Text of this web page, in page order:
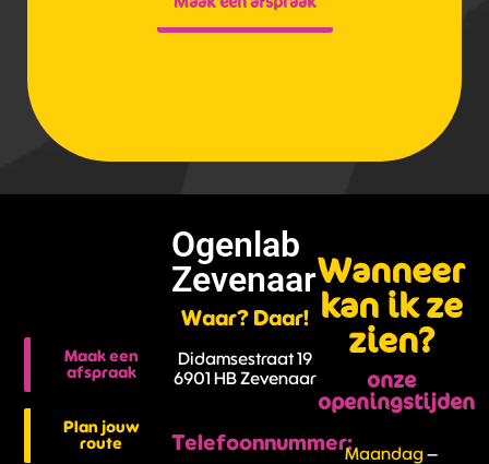
Ogenlab
Zevenaar
Waar? Daar!
Didamsestraat 19
6901 HB Zevenaar
Telefoonnummer:
Maak een
afspraak
Plan jouw
route
Wanneer
kan ik ze
zien?
onze
openingstijden
Maandag –